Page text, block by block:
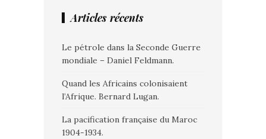
Articles récents
Le pétrole dans la Seconde Guerre
mondiale – Daniel Feldmann.
Quand les Africains colonisaient
l’Afrique. Bernard Lugan.
La pacification française du Maroc
1904-1934.